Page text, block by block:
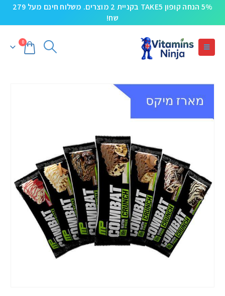
5% הנחה קופון TAKE5 בקניית 2 מוצרים. משלוח חינם מעל 279
שח!
0